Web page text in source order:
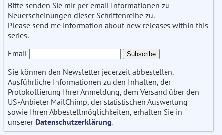
Bitte senden Sie mir per email Informationen zu
Neuerscheinungen dieser Schriftenreihe zu.
Please send me information about new releases within this
series.
Email
Sie können den Newsletter jederzeit abbestellen.
Ausführliche Informationen zu den Inhalten, der
Protokollierung Ihrer Anmeldung, dem Versand über den
US-Anbieter MailChimp, der statistischen Auswertung
sowie Ihren Abbestellmöglichkeiten, erhalten Sie in
unserer Datenschutzerklärung.